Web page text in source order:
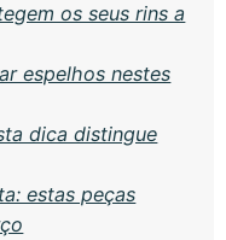
os seus rins a
espelhos nestes
dica distingue
estas peças